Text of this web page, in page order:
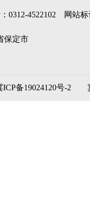
4522102 网站标
保定市
ICP备19024120号-2